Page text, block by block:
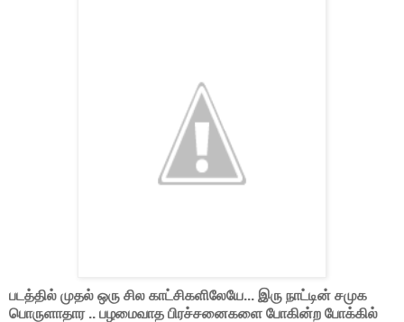
படத்தில் முதல் ஒரு சில காட்சிகளிலேயே... இரு நாட்டின் சமுக
பொருளாதார .. பழமைவாத பிரச்சனைகளை போகின்ற போக்கில்